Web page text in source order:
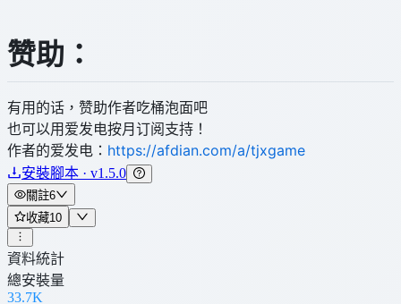
赞助：
有用的话，赞助作者吃桶泡面吧
也可以用爱发电按月订阅支持！
作者的爱发电： https://afdian.com/a/tjxgame
安裝腳本 · v1.5.0
關註6
收藏10
資料統計
總安裝量
33.7K